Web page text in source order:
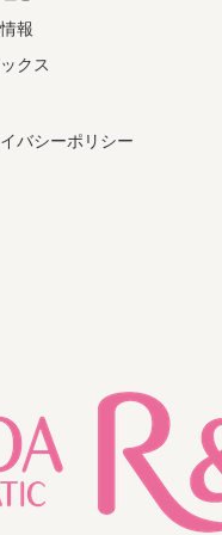
報
クス
バシーポリシー